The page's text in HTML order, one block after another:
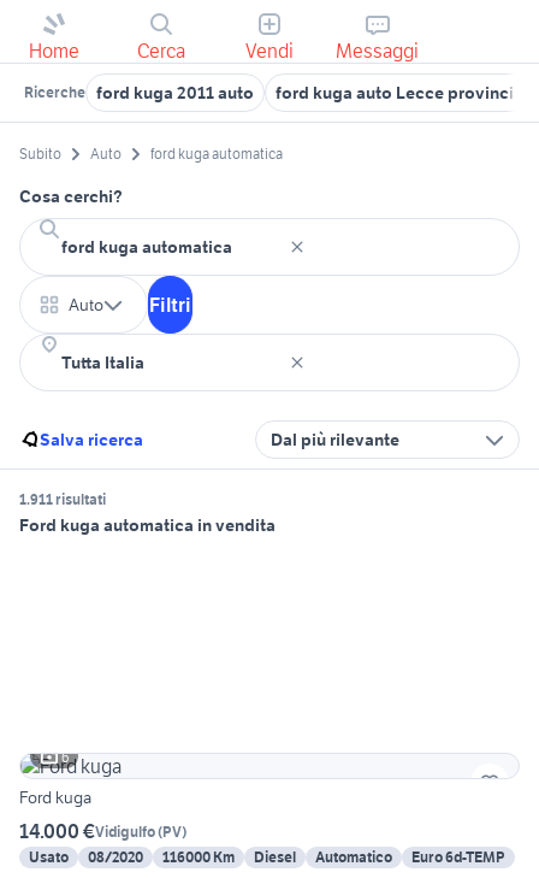
Home Cerca Vendi Messaggi
Ricerche ford kuga 2011 auto ford kuga auto Lecce provincia
Subito Auto ford kuga automatica
Cosa cerchi?
Auto Filtri
Salva ricerca Dal più rilevante
1.911 risultati
Ford kuga automatica in vendita
6
Ford kuga
14.000 €Vidigulfo(PV)
Usato
08/2020 116000 Km Diesel Automatico
Euro 6d-TEMP